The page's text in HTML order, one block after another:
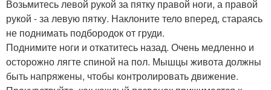
Возьмитесь левой рукой за пятку правой ноги, а правой
рукой - за левую пятку. Наклоните тело вперед, стараясь
не поднимать подбородок от груди.
Поднимите ноги и откатитесь назад. Очень медленно и
осторожно лягте спиной на пол. Мышцы живота должны
быть напряжены, чтобы контролировать движение.